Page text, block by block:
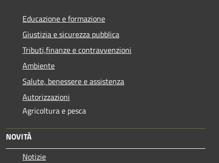
Educazione e formazione
Giustizia e sicurezza pubblica
Tributi,finanze e contravvenzioni
Ambiente
Salute, benessere e assistenza
Autorizzazioni
Agricoltura e pesca
NOVITÀ
Notizie